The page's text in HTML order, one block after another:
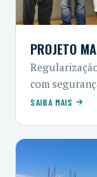
PROJETO
com
SAIBA MAIS